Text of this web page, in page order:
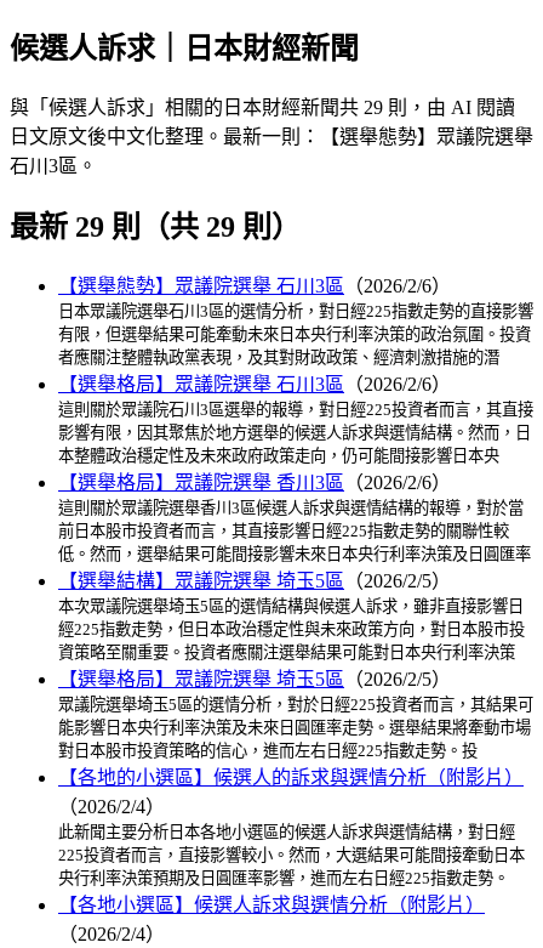
候選人訴求｜日本財經新聞
與「候選人訴求」相關的日本財經新聞共 29 則，由 AI 閱讀
日文原文後中文化整理。最新一則：【選舉態勢】眾議院選舉
石川3區。
最新 29 則（共 29 則）
【選舉態勢】眾議院選舉 石川3區 （2026/2/6）
日本眾議院選舉石川3區的選情分析，對日經225指數走勢的直接影響
有限，但選舉結果可能牽動未來日本央行利率決策的政治氛圍。投資
者應關注整體執政黨表現，及其對財政政策、經濟刺激措施的潛
【選舉格局】眾議院選舉 石川3區 （2026/2/6）
這則關於眾議院石川3區選舉的報導，對日經225投資者而言，其直接
影響有限，因其聚焦於地方選舉的候選人訴求與選情結構。然而，日
本整體政治穩定性及未來政府政策走向，仍可能間接影響日本央
【選舉格局】眾議院選舉 香川3區 （2026/2/6）
這則關於眾議院選舉香川3區候選人訴求與選情結構的報導，對於當
前日本股市投資者而言，其直接影響日經225指數走勢的關聯性較
低。然而，選舉結果可能間接影響未來日本央行利率決策及日圓匯率
【選舉結構】眾議院選舉 埼玉5區 （2026/2/5）
本次眾議院選舉埼玉5區的選情結構與候選人訴求，雖非直接影響日
經225指數走勢，但日本政治穩定性與未來政策方向，對日本股市投
資策略至關重要。投資者應關注選舉結果可能對日本央行利率決策
【選舉格局】眾議院選舉 埼玉5區 （2026/2/5）
眾議院選舉埼玉5區的選情分析，對於日經225投資者而言，其結果可
能影響日本央行利率決策及未來日圓匯率走勢。選舉結果將牽動市場
對日本股市投資策略的信心，進而左右日經225指數走勢。投
【各地的小選區】候選人的訴求與選情分析（附影片）
（2026/2/4）
此新聞主要分析日本各地小選區的候選人訴求與選情結構，對日經
225投資者而言，直接影響較小。然而，大選結果可能間接牽動日本
央行利率決策預期及日圓匯率影響，進而左右日經225指數走勢。
【各地小選區】候選人訴求與選情分析（附影片）
（2026/2/4）